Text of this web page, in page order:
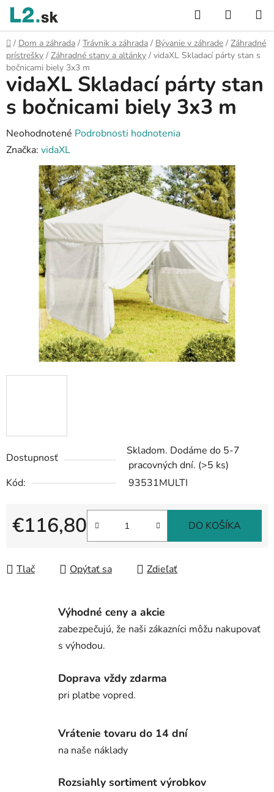
Prejsť
obsah
Hľadať
KOŠÍK
Domov
/ Dom a záhrada / Trávnik a záhrada / Bývanie v záhrade / Záhradné
prístrešky / Záhradné stany a altánky / vidaXL Skladací párty stan s
bočnicami biely 3x3 m
Dostupnosť
Skladom. Dodáme do 5-7
pracovných dní. (>5 ks)
Kód:
93531MULTI
€116,80 DO KOŠÍKA
Tlač Opýtať sa Zdieľať
vidaXL Skladací párty stan
s bočnicami biely 3x3 m
Priemerné
hodnotenie
produktu
hviezdičiek.
Neohodnotené Podrobnosti hodnotenia
Značka: vidaXL
Výhodné ceny a akcie
zabezpečujú, že naši zákazníci môžu nakupovať
s výhodou.
Doprava vždy zdarma
pri platbe vopred.
Vrátenie tovaru do 14 dní
na naše náklady
Rozsiahly sortiment výrobkov